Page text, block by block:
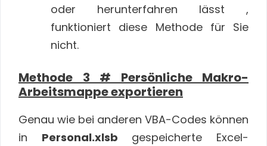
oder herunterfahren lässt ,
funktioniert diese Methode für Sie
nicht.
Methode 3 # Persönliche Makro-
Arbeitsmappe exportieren
Genau wie bei anderen VBA-Codes können
in Personal.xlsb gespeicherte Excel-